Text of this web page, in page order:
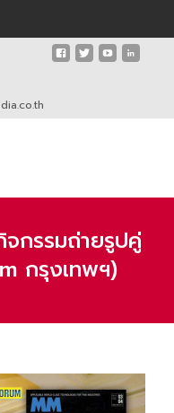
กรรมถ่ายรูปคู่
กรุงเทพฯ)